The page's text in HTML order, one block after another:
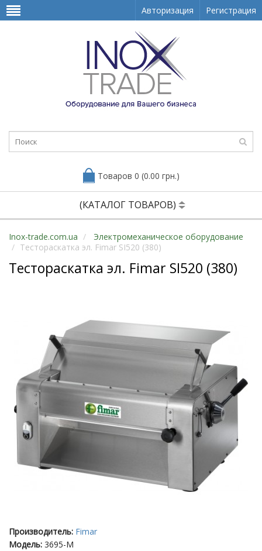
Авторизация Регистрация
Товаров 0 (0.00 грн.)
(КАТАЛОГ ТОВАРОВ)
Inox-trade.com.ua
Электромеханическое оборудование
Тестораскатка эл. Fimar SI520 (380)
Тестораскатка эл. Fimar SI520 (380)
Производитель: Fimar
Модель: 3695-M